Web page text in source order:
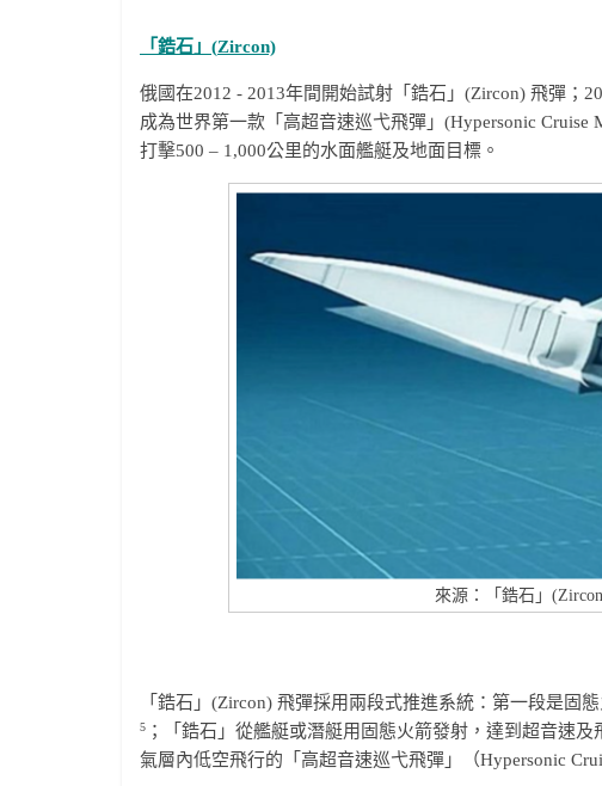
「鋯石」(Zircon)
俄國在2012 - 2013年間開始試射「鋯石」(Zircon) 飛彈；
成為世界第一款「高超音速巡弋飛彈」(Hypersonic Cruise
打擊500 – 1,000公里的水面艦艇及地面目標。
來源：「鋯石」
「鋯石」(Zircon) 飛彈採用兩段式推進系統：第一段是固
5 ；「鋯石」從艦艇或潛艇用固態火箭發射，達到超音速
氣層內低空飛行的「高超音速巡弋飛彈」（Hypersonic